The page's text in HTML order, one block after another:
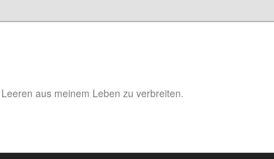
aus meinem Leben zu verbreiten.